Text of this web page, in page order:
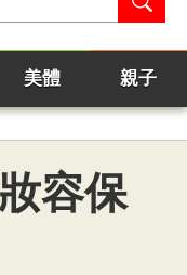
美體 親子
容保